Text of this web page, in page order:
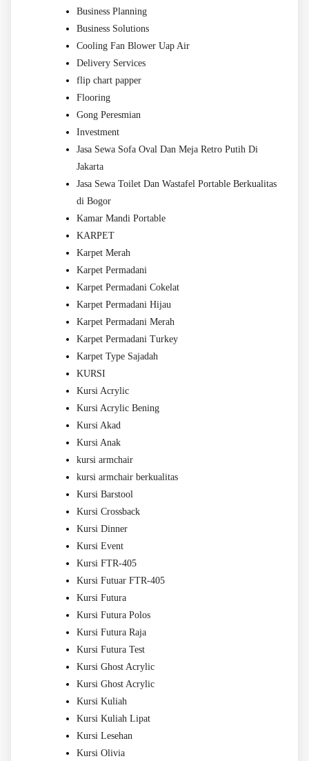
Business Planning
Business Solutions
Cooling Fan Blower Uap Air
Delivery Services
flip chart papper
Flooring
Gong Peresmian
Investment
Jasa Sewa Sofa Oval Dan Meja Retro Putih Di
Jakarta
Jasa Sewa Toilet Dan Wastafel Portable Berkualitas
di Bogor
Kamar Mandi Portable
KARPET
Karpet Merah
Karpet Permadani
Karpet Permadani Cokelat
Karpet Permadani Hijau
Karpet Permadani Merah
Karpet Permadani Turkey
Karpet Type Sajadah
KURSI
Kursi Acrylic
Kursi Acrylic Bening
Kursi Akad
Kursi Anak
kursi armchair
kursi armchair berkualitas
Kursi Barstool
Kursi Crossback
Kursi Dinner
Kursi Event
Kursi FTR-405
Kursi Futuar FTR-405
Kursi Futura
Kursi Futura Polos
Kursi Futura Raja
Kursi Futura Test
Kursi Ghost Acrylic
Kursi Ghost Acrylic
Kursi Kuliah
Kursi Kuliah Lipat
Kursi Lesehan
Kursi Olivia